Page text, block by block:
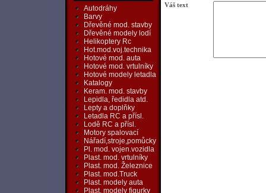
Autodráhy
Barvy
Dřevěné mod. stavby
Dřevěné modely lodí
Helikoptery Rc
Hot.mod.voj.technika
Hotové mod. auta
Hotové mod. vrtulníky
Hotové modely letadla
Katalogy
Keram. mod. stavby
Lepidla, ředidla atd.
Lepty a doplňky
Letadla RC a přísl.
Lodě RC a přísl.
Motory spalovací
Nářadí,stroje,pomůcky
Pl. mod. vojen.vozidla
Plast. mod. vrtulníky
Plast. mod. Železnice
Plast. mod.Truck
Plast. modely auta
Plast. modely figurky
Váš text